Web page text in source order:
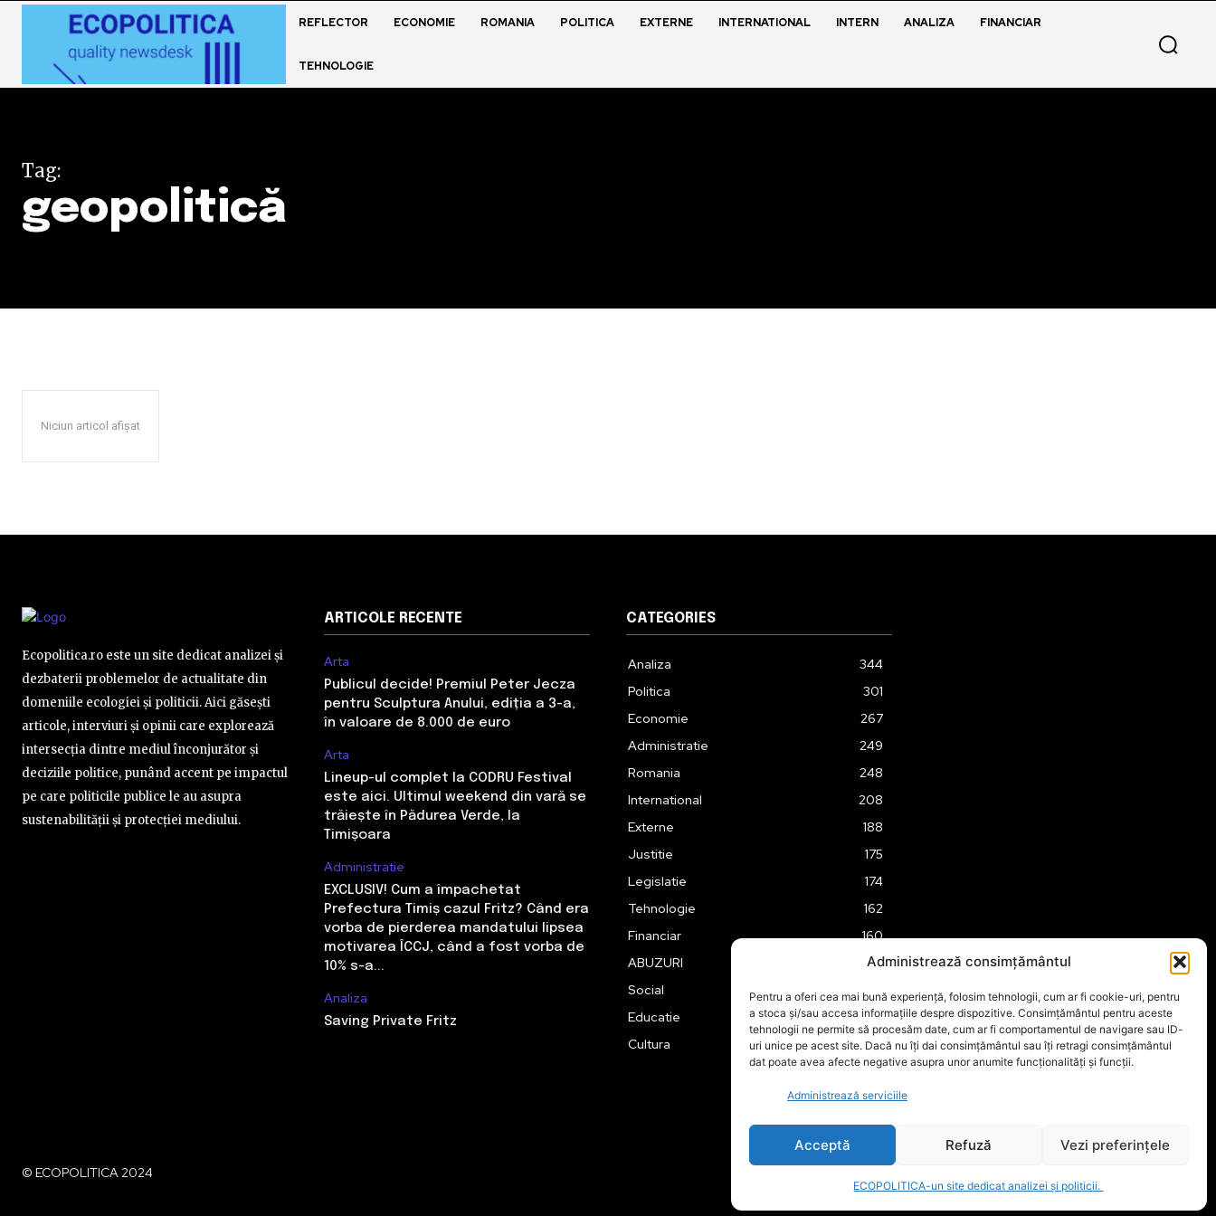
Administrează consimțământul
Pentru a oferi cea mai bună experiență, folosim tehnologii, cum ar fi cookie-uri, pentru
a stoca și/sau accesa informațiile despre dispozitive. Consimțământul pentru aceste
tehnologii ne permite să procesăm date, cum ar fi comportamentul de navigare sau ID-
uri unice pe acest site. Dacă nu îți dai consimțământul sau îți retragi consimțământul
dat poate avea afecte negative asupra unor anumite funcționalități și funcții.
Administrează serviciile
Acceptă Refuză Vezi preferințele
ECOPOLITICA-un site dedicat analizei și politicii.
REFLECTOR ECONOMIE ROMANIA POLITICA EXTERNE INTERNATIONAL INTERN ANALIZA FINANCIAR
TEHNOLOGIE
Tag:
geopolitică
Niciun articol afișat
Ecopolitica.ro este un site dedicat analizei și
dezbaterii problemelor de actualitate din
domeniile ecologiei și politicii. Aici găsești
articole, interviuri și opinii care explorează
intersecția dintre mediul înconjurător și
deciziile politice, punând accent pe impactul
pe care politicile publice le au asupra
sustenabilității și protecției mediului.
ARTICOLE RECENTE
Arta
Publicul decide! Premiul Peter Jecza
pentru Sculptura Anului, ediția a 3-a,
în valoare de 8.000 de euro
Arta
Lineup-ul complet la CODRU Festival
este aici. Ultimul weekend din vară se
trăiește în Pădurea Verde, la
Timișoara
Administratie
EXCLUSIV! Cum a împachetat
Prefectura Timiș cazul Fritz? Când era
vorba de pierderea mandatului lipsea
motivarea ÎCCJ, când a fost vorba de
10% s-a...
Analiza
Saving Private Fritz
CATEGORIES
Analiza
344
Politica
301
Economie
267
Administratie
249
Romania
248
International
208
Externe
188
Justitie
175
Legislatie
174
Tehnologie
162
Financiar
160
ABUZURI
158
Social
Educatie
151
Cultura
149
© ECOPOLITICA 2024